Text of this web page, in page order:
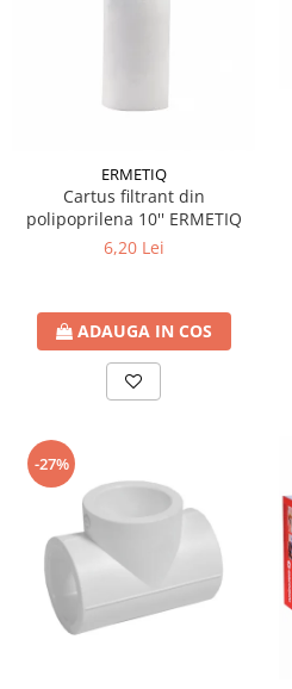
Boilere termoelectrice
Accesorii Boilere Tesy
Puffere/Stocatoare de caldura
Puffer 1 serpentina
Puffer 2 serpentine
Puffer cu serpentina pentru A.C.M.
Aer conditionat
Dezumidificatoare
Aparate de Aer conditionat 9000
btu
Aparate de Aer conditionat 12000
Aparate de Aer conditionat 18000
ERMETIQ
Cartus filtrant din
polipoprilena 10'' ERMETIQ
6,20 Lei
ADAUGA IN COS
-27%